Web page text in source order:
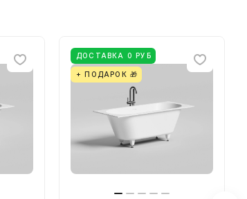
ДОСТАВКА 0 РУБ
+ ПОДАРОК 🎁